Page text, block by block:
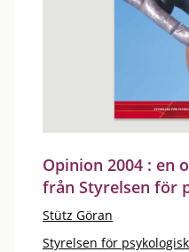
Opinion 2004 : en
från Styrelsen för
Stütz Göran
Styrelsen för